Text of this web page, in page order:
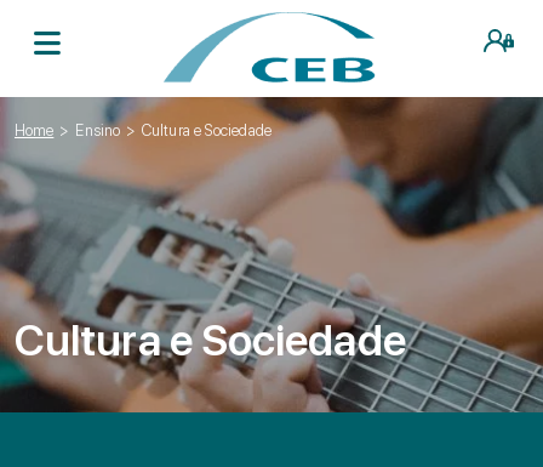
Home > Ensino > Cultura e Sociedade
Cultura e Sociedade